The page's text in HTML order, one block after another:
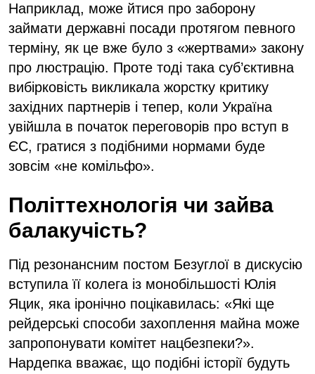
Наприклад, може йтися про заборону
займати державні посади протягом певного
терміну, як це вже було з «жертвами» закону
про люстрацію. Проте тоді така суб’єктивна
вибірковість викликала жорстку критику
західних партнерів і тепер, коли Україна
увійшла в початок переговорів про вступ в
ЄС, гратися з подібними нормами буде
зовсім «не комільфо».
Політтехнологія чи зайва
балакучість?
Під резонансним постом Безуглої в дискусію
вступила її колега із монобільшості Юлія
Яцик, яка іронічно поцікавилась: «Які ще
рейдерські способи захоплення майна може
запропонувати комітет нацбезпеки?».
Нардепка вважає, що подібні історії будуть